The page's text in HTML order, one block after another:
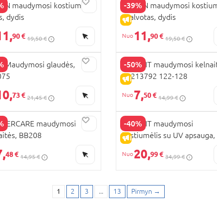
maudymosi kostiumėlis,
dydis
90 € 19,50 €
-39%
IŠPARDAVIMAS
LEMON maudymosi
spalvotas, dydis
11,90 € 19,50 €
Maudymosi glaudės,
73 € 21,45 €
-50%
IŠPARDAVIMAS
NAME IT maudymosi
13213792 122-128
7,50 € 14,99 €
maudymosi
BB208
48 € 14,95 €
-40%
IŠPARDAVIMAS
NAME IT maudymosi
kostiumėlis su UV apsauga,
13226591
20,99 € 34,99 €
1 2 3 ... 13 Pirmyn →